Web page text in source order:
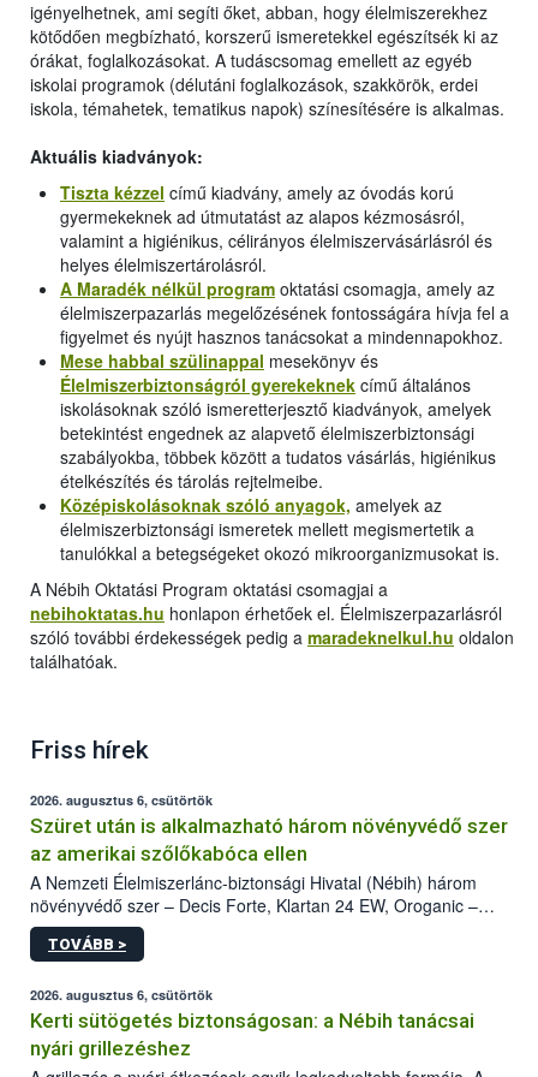
igényelhetnek, ami segíti őket, abban, hogy élelmiszerekhez
kötődően megbízható, korszerű ismeretekkel egészítsék ki az
órákat, foglalkozásokat. A tudáscsomag emellett az egyéb
iskolai programok (délutáni foglalkozások, szakkörök, erdei
iskola, témahetek, tematikus napok) színesítésére is alkalmas.
Aktuális kiadványok:
Tiszta kézzel című kiadvány, amely az óvodás korú
gyermekeknek ad útmutatást az alapos kézmosásról,
valamint a higiénikus, célirányos élelmiszervásárlásról és
helyes élelmiszertárolásról.
A Maradék nélkül program oktatási csomagja, amely az
élelmiszerpazarlás megelőzésének fontosságára hívja fel a
figyelmet és nyújt hasznos tanácsokat a mindennapokhoz.
Mese habbal szülinappal mesekönyv és
Élelmiszerbiztonságról gyerekeknek című általános
iskolásoknak szóló ismeretterjesztő kiadványok, amelyek
betekintést engednek az alapvető élelmiszerbiztonsági
szabályokba, többek között a tudatos vásárlás, higiénikus
ételkészítés és tárolás rejtelmeibe.
Középiskolásoknak szóló anyagok, amelyek az
élelmiszerbiztonsági ismeretek mellett megismertetik a
tanulókkal a betegségeket okozó mikroorganizmusokat is.
A Nébih Oktatási Program oktatási csomagjai a
nebihoktatas.hu honlapon érhetőek el. Élelmiszerpazarlásról
szóló további érdekességek pedig a maradeknelkul.hu oldalon
találhatóak.
Friss hírek
2026. augusztus 6, csütörtök
Szüret után is alkalmazható három növényvédő szer
az amerikai szőlőkabóca ellen
A Nemzeti Élelmiszerlánc-biztonsági Hivatal (Nébih) három
növényvédő szer – Decis Forte, Klartan 24 EW, Oroganic –
engedélyokiratát módosította, így azok a szüretet követően,
egészen a vesszőérettség (BBCH 91) stádiumáig
érésű szőlőkben is legyen lehetőség a károsító elleni további
védekezésre. Az Oroganic készítmény kis kiszerelésben kiskerti
felhasználók számára is elérhető és ökológiai termesztésben is
engedélyezett.
TOVÁBB >
2026. augusztus 6, csütörtök
Kerti sütögetés biztonságosan: a Nébih tanácsai
nyári grillezéshez